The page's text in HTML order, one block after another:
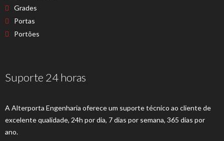
Grades
Portas
Portões
Suporte 24 horas
A Alterporta Engenharia oferece um suporte técnico ao cliente de
excelente qualidade, 24h por dia, 7 dias por semana, 365 dias por
ano.